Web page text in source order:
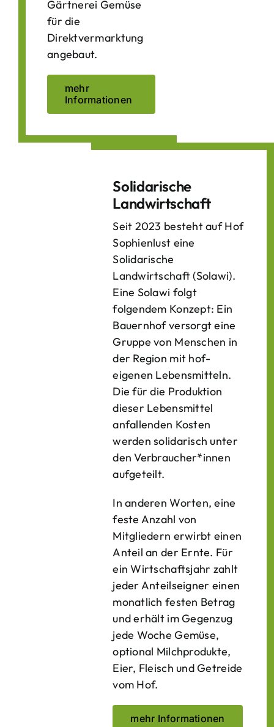
Gärtnerei Gemüse
für die
Direktvermarktung
angebaut.
mehr
Informationen
Solidarische
Landwirtschaft
Seit 2023 besteht auf Hof
Sophienlust eine
Solidarische
Landwirtschaft (Solawi).
Eine Solawi folgt
folgendem Konzept: Ein
Bauern­hof versorgt eine
Gruppe von Menschen in
der Region mit hof­
eigenen Lebens­mitteln.
Die für die Produktion
dieser Lebens­mittel
anfallenden Kosten
werden solidarisch unter
den Verbraucher*­innen
aufgeteilt.
In anderen Worten, eine
feste Anzahl von
Mitgliedern erwirbt einen
Anteil an der Ernte. Für
ein Wirtschaftsjahr zahlt
jeder Anteilseigner einen
monatlich festen Betrag
und erhält im Gegenzug
jede Woche Gemüse,
optional Milchprodukte,
Eier, Fleisch und Getreide
vom Hof.
mehr Informationen